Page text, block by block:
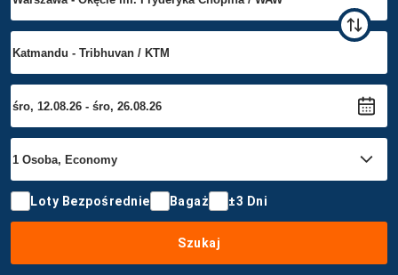
Loty Bezpośrednie Bagaż ±3 Dni
Szukaj